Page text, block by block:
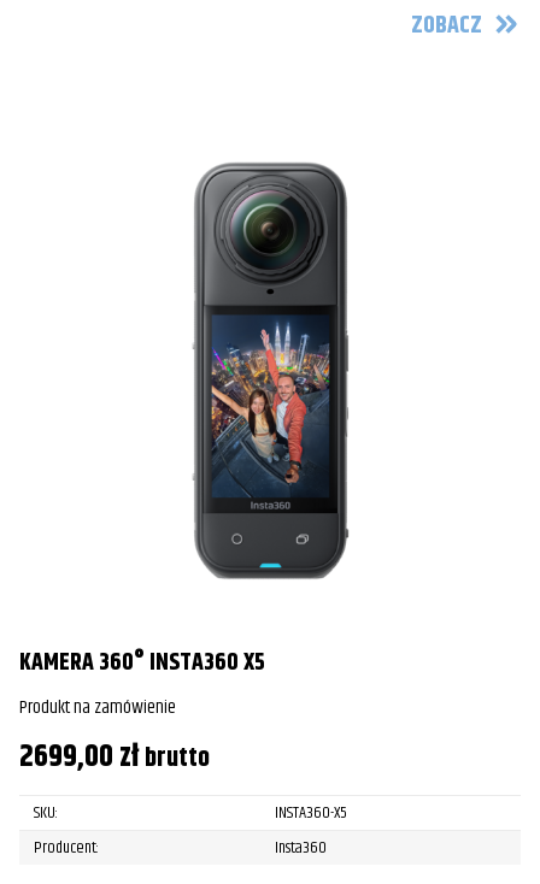
ZOBACZ
KAMERA 360° INSTA360 X5
Produkt na zamówienie
2699,00złbrutto
SKU:
INSTA360-X5
Producent:
Insta360